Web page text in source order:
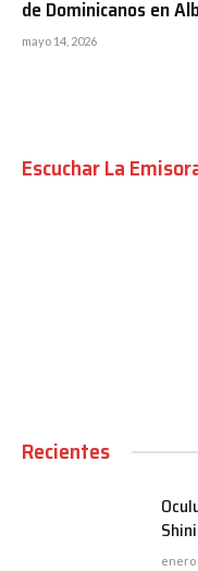
de Dominicanos en
mayo 14, 2026
Escuchar La
Recientes
enero